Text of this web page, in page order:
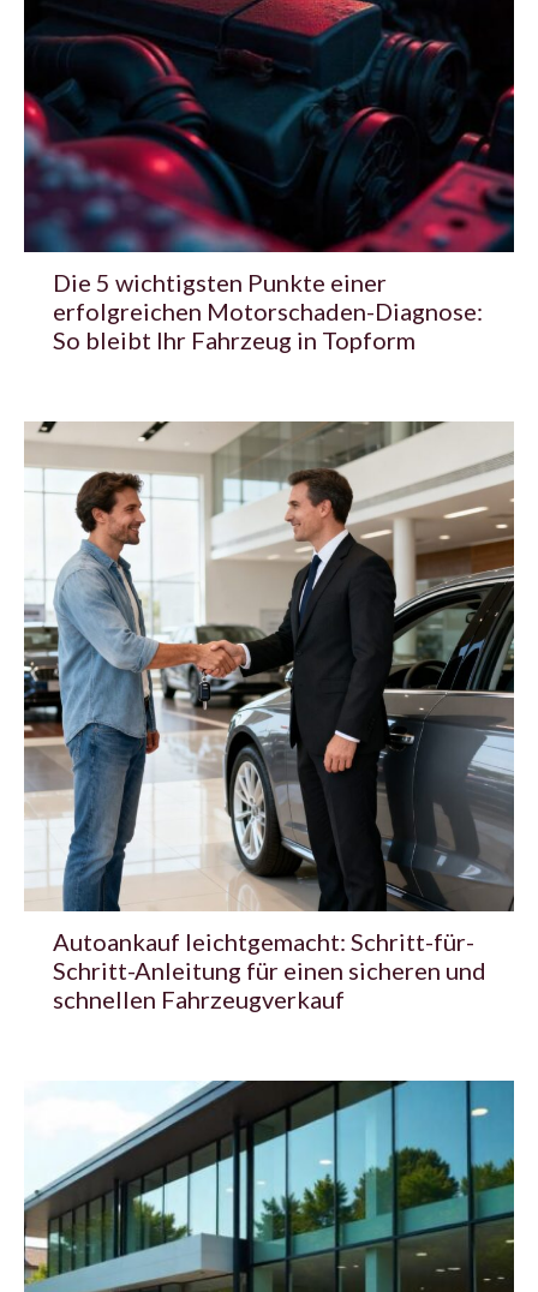
Die 5 wichtigsten Punkte einer
erfolgreichen Motorschaden-Diagnose:
So bleibt Ihr Fahrzeug in Topform
Autoankauf leichtgemacht: Schritt-für-
Schritt-Anleitung für einen sicheren und
schnellen Fahrzeugverkauf